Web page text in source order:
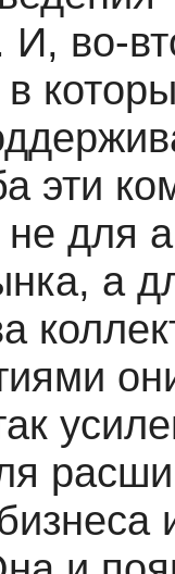
И, во-
эти
для
а